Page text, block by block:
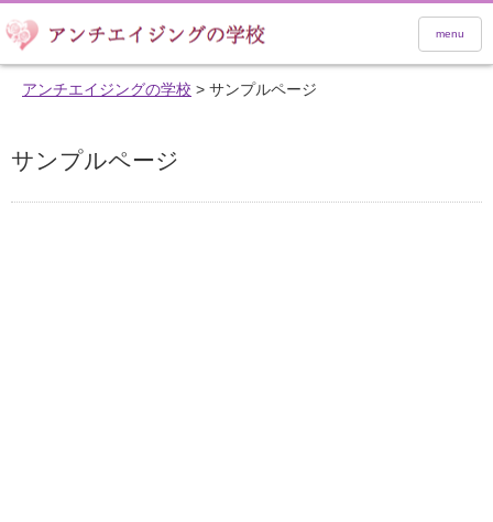
menu
アンチエイジングの学校 > サンプルページ
サンプルページ